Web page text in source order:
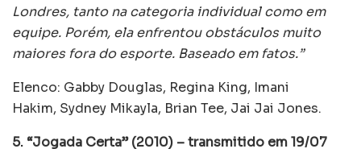
Londres, tanto na categoria individual como em
equipe. Porém, ela enfrentou obstáculos muito
maiores fora do esporte. Baseado em fatos.”
Elenco: Gabby Douglas, Regina King, Imani
Hakim, Sydney Mikayla, Brian Tee, Jai Jai Jones.
5. “Jogada Certa” (2010) – transmitido em 19/07